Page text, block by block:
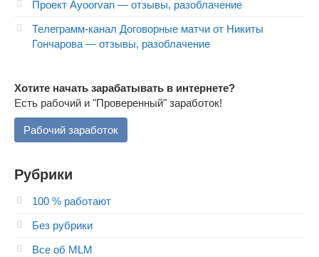
Проект Ayoorvan — отзывы, разоблачение
Телеграмм-канал Договорные матчи от Никиты
Гончарова — отзывы, разоблачение
Хотите начать зарабатывать в интернете?
Есть рабочий и "Проверенный" заработок!
Рабочий заработок
Рубрики
100 % работают
Без рубрики
Все об MLM